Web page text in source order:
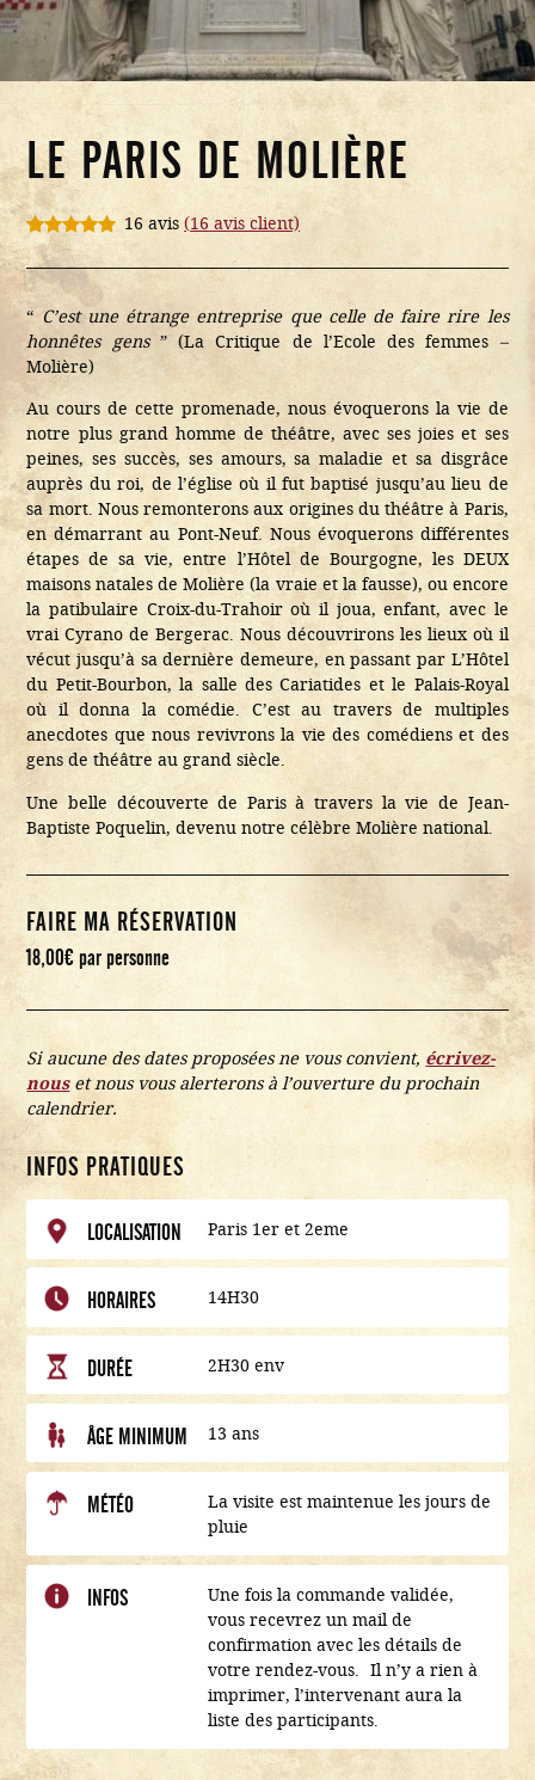
LE PARIS DE MOLIÈRE
Noté4.94
sur 5
basé sur
16
notations
client
16 avis (16 avis client)
“ C’est une étrange entreprise que celle de faire rire les
honnêtes gens” (La Critique de l’Ecole des femmes –
Molière)
Au cours de cette promenade, nous évoquerons la vie de
notre plus grand homme de théâtre, avec ses joies et ses
peines, ses succès, ses amours, sa maladie et sa disgrâce
auprès du roi, de l’église où il fut baptisé jusqu’au lieu de
sa mort. Nous remonterons aux origines du théâtre à Paris,
en démarrant au Pont-Neuf. Nous évoquerons différentes
étapes de sa vie, entre l’Hôtel de Bourgogne, les DEUX
maisons natales de Molière (la vraie et la fausse), ou encore
la patibulaire Croix-du-Trahoir où il joua, enfant, avec le
vrai Cyrano de Bergerac. Nous découvrirons les lieux où il
vécut jusqu’à sa dernière demeure, en passant par L’Hôtel
du Petit-Bourbon, la salle des Cariatides et le Palais-Royal
où il donna la comédie. C’est au travers de multiples
anecdotes que nous revivrons la vie des comédiens et des
gens de théâtre au grand siècle.
Une belle découverte de Paris à travers la vie de Jean-
Baptiste Poquelin, devenu notre célèbre Molière national.
FAIRE MA RÉSERVATION
18,00€par personne
Si aucune des dates proposées ne vous convient, écrivez-
nouset nous vous alerterons à l’ouverture du prochain
calendrier.
INFOS PRATIQUES
LOCALISATION Paris 1er et 2eme
HORAIRES 14H30
DURÉE 2H30 env
ÂGE MINIMUM 13 ans
MÉTÉO
La visite est maintenue les jours de
pluie
INFOS
Une fois la commande validée,
vous recevrez un mail de
confirmation avec les détails de
votre rendez-vous. Il n’y a rien à
imprimer, l’intervenant aura la
liste des participants.